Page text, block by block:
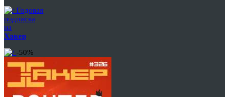
Годовая
подписка
на
Хакер
-50%